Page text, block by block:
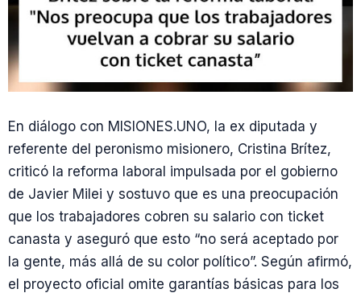
En diálogo con MISIONES.UNO, la ex diputada y
referente del peronismo misionero, Cristina Brítez,
criticó la reforma laboral impulsada por el gobierno
de Javier Milei y sostuvo que es una preocupación
que los trabajadores cobren su salario con ticket
canasta y aseguró que esto “no será aceptado por
la gente, más allá de su color político”. Según afirmó,
el proyecto oficial omite garantías básicas para los